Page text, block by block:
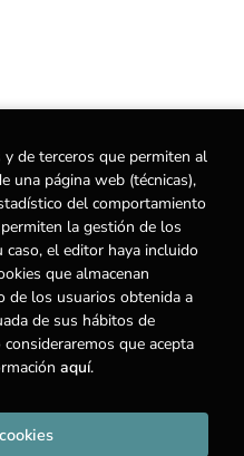
los Derechos Reservados |
de terceros que permiten al
una página web (técnicas),
del comportamiento
la gestión de los
el editor haya incluido
que almacenan
de los usuarios obtenida a
de sus hábitos de
que acepta
aquí.